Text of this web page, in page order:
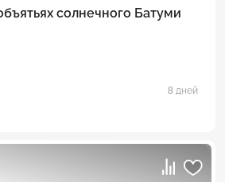
солнечного Батуми
8 дней